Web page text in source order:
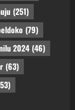
(251)
(79)
2024 (46)
(63)